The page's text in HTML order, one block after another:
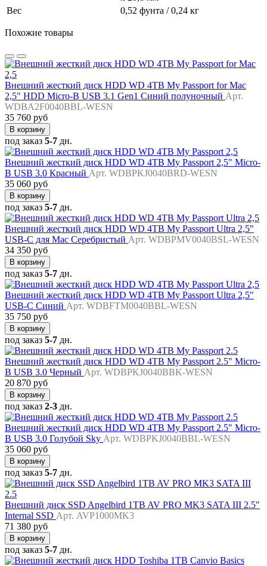
Вес
0,52 фунта / 0,24 кг
Похожие товары
Внешний жесткий диск HDD WD 4TB My Passport for Mac
2,5" HDD Micro-B USB 3.1 Gen1 Синий полуночный Арт.
WDBA2F0040BBL-WESN
35 760 руб
В корзину
под заказ 5-7 дн.
Внешний жесткий диск HDD WD 4TB My Passport 2,5" Micro-
B USB 3.0 Красный Арт. WDBPKJ0040BRD-WESN
35 060 руб
В корзину
под заказ 5-7 дн.
Внешний жесткий диск HDD WD 4TB My Passport Ultra 2,5"
USB-C для Mac Серебристый Арт. WDBPMV0040BSL-WESN
34 350 руб
В корзину
под заказ 5-7 дн.
Внешний жесткий диск HDD WD 4TB My Passport Ultra 2,5"
USB-C Синий Арт. WDBFTM0040BBL-WESN
35 750 руб
В корзину
под заказ 5-7 дн.
Внешний жесткий диск HDD WD 4TB My Passport 2.5" Micro-
B USB 3.0 Черный Арт. WDBPKJ0040BBK-WESN
20 870 руб
В корзину
под заказ 2-3 дн.
Внешний жесткий диск HDD WD 4TB My Passport 2.5" Micro-
B USB 3.0 Голубой Sky Арт. WDBPKJ0040BBL-WESN
35 060 руб
В корзину
под заказ 5-7 дн.
Внешний диск SSD Angelbird 1TB AV PRO MK3 SATA III 2.5"
Internal SSD Арт. AVP1000MK3
71 380 руб
В корзину
под заказ 5-7 дн.